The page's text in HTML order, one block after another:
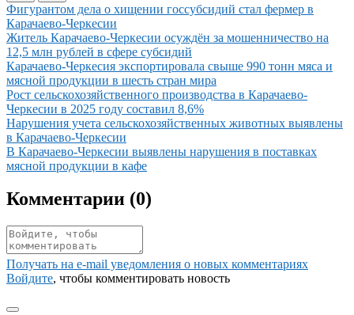
Иллюстрация новости
Фигурантом дела о хищении госсубсидий стал фермер в
Карачаево-Черкесии
Иллюстрация новости
Житель Карачаево-Черкесии осуждён за мошенничество на
12,5 млн рублей в сфере субсидий
Иллюстрация новости
Карачаево-Черкесия экспортировала свыше 990 тонн мяса и
мясной продукции в шесть стран мира
Иллюстрация новости
Рост сельскохозяйственного производства в Карачаево-
Черкесии в 2025 году составил 8,6%
Иллюстрация новости
Нарушения учета сельскохозяйственных животных выявлены
в Карачаево-Черкесии
Иллюстрация новости
В Карачаево-Черкесии выявлены нарушения в поставках
мясной продукции в кафе
Комментарии (0)
Получать на e‑mail уведомления о новых комментариях
Войдите, чтобы комментировать новость